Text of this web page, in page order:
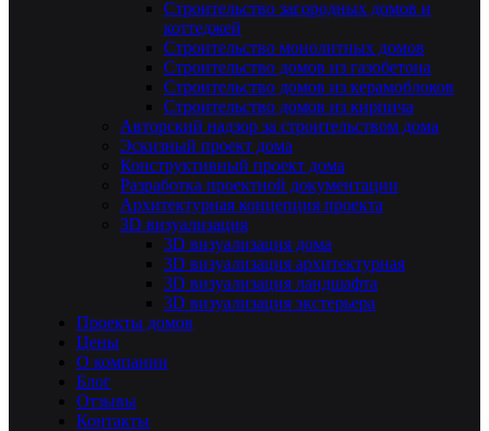
Строительство загородных домов и
коттеджей
Строительство монолитных домов
Строительство домов из газобетона
Строительство домов из керамоблоков
Строительство домов из кирпича
Авторский надзор за строительством дома
Эскизный проект дома
Конструктивный проект дома
Разработка проектной документации
Архитектурная концепция проекта
3D визуализация
3D визуализация дома
3D визуализация архитектурная
3D визуализация ландшафта
3D визуализация экстерьера
Проекты домов
Цены
О компании
Блог
Отзывы
Контакты